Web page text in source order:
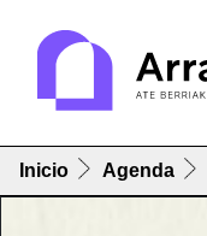
Inicio Agenda